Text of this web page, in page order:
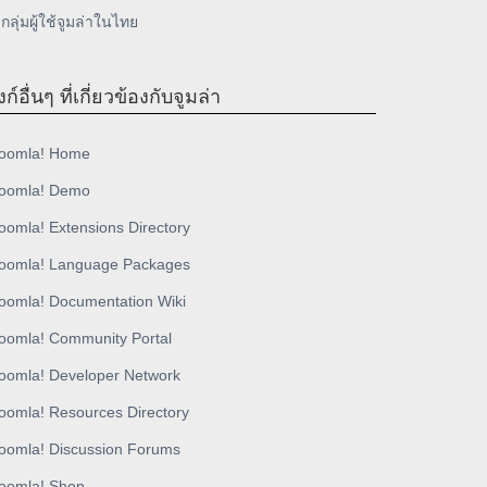
กลุ่มผู้ใช้จูมล่าในไทย
ก์อื่นๆ ที่เกี่ยวข้องกับจูมล่า
Home
Demo
Extensions Directory
Language Packages
Documentation Wiki
Community Portal
Developer Network
Resources Directory
Discussion Forums